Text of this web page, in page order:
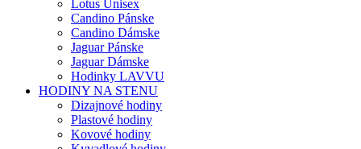
Lotus Unisex
Candino Pánske
Candino Dámske
Jaguar Pánske
Jaguar Dámske
Hodinky LAVVU
HODINY NA STENU
Dizajnové hodiny
Plastové hodiny
Kovové hodiny